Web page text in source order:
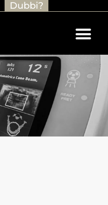
Dubbi?